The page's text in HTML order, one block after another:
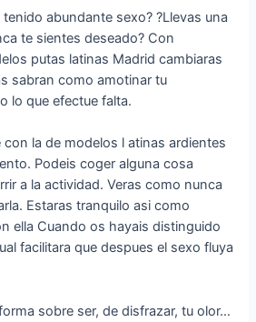
abundante sexo? ?Llevas una
te sientes deseado? Con
putas latinas Madrid cambiaras
sabran como amotinar tu
lo que efectue falta.
con la de modelos l atinas ardientes
Podeis coger alguna cosa
a la actividad. Veras como nunca
Estaras tranquilo asi­ como
ella Cuando os hayais distinguido
facilitara que despues el sexo fluya
sobre ser, de disfrazar, tu olor…